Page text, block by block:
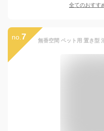
全てのおすす
no. 7